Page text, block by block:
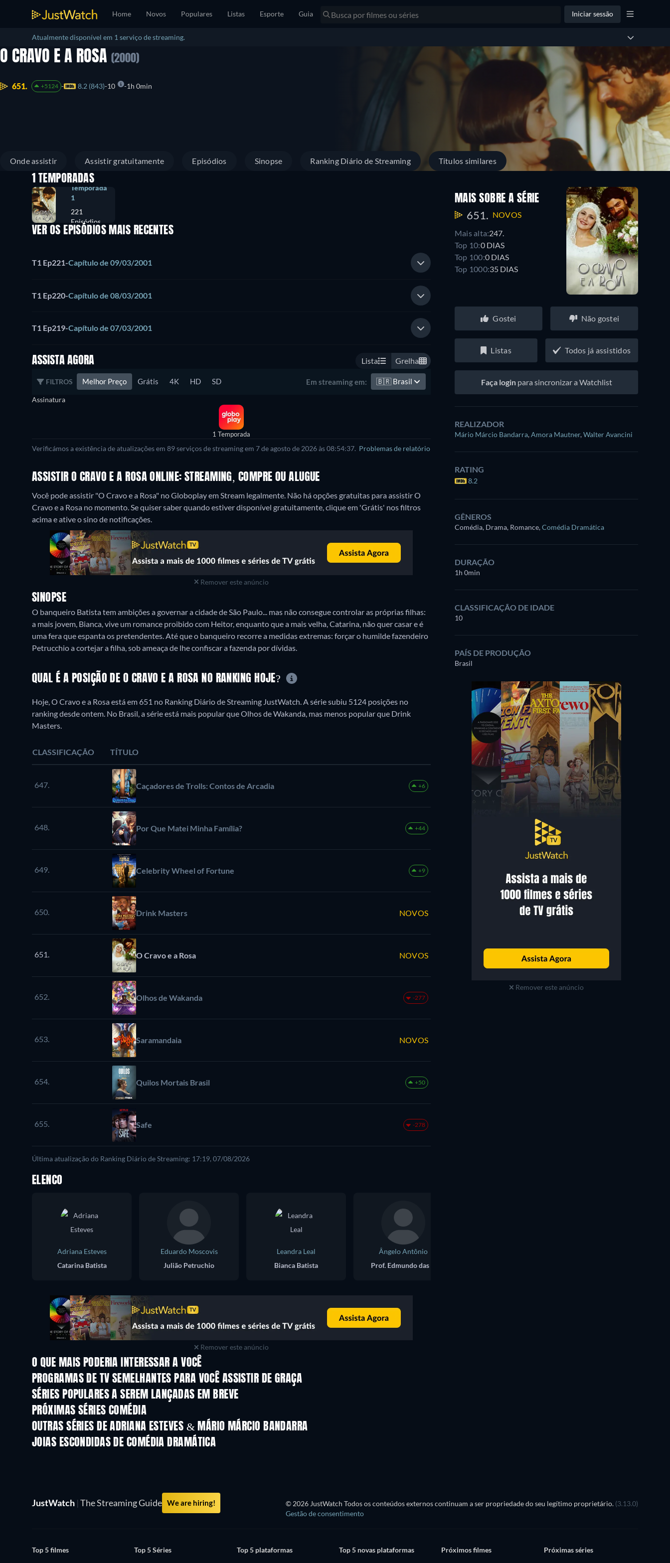
Home Novos Populares Listas Esporte Guia Iniciar sessão
Atualmente disponível em 1 serviço de streaming.
O CRAVO E A ROSA (2000)
651. +5124 8.2 (843) 10 1h 0min
Onde assistir Assistir gratuitamente Episódios Sinopse Ranking Diário de Streaming Títulos similares
1 TEMPORADAS
Temporada
1
221
Episódios
VER OS EPISÓDIOS MAIS RECENTES
T1 Ep221-Capítulo de 09/03/2001
T1 Ep220-Capítulo de 08/03/2001
T1 Ep219-Capítulo de 07/03/2001
ASSISTA AGORA Lista Grelha
FILTROS Melhor Preço Grátis 4K HD SD Em streaming em: 🇧🇷 Brasil
Assinatura
1 Temporada
Verificámos a existência de atualizações em 89 serviços de streaming em 7 de agosto de 2026 às 08:54:37. Problemas de relatório
ASSISTIR O CRAVO E A ROSA ONLINE: STREAMING, COMPRE OU ALUGUE
Você pode assistir "O Cravo e a Rosa" no Globoplay em Stream legalmente. Não há opções gratuitas para assistir O
Cravo e a Rosa no momento. Se quiser saber quando estiver disponível gratuitamente, clique em 'Grátis' nos filtros
acima e ative o sino de notificações.
Remover este anúncio
SINOPSE
O banqueiro Batista tem ambições a governar a cidade de São Paulo... mas não consegue controlar as próprias filhas:
a mais jovem, Bianca, vive um romance proibido com Heitor, enquanto que a mais velha, Catarina, não quer casar e é
uma fera que espanta os pretendentes. Até que o banqueiro recorre a medidas extremas: forçar o humilde fazendeiro
Petrucchio a cortejar a filha, sob ameaça de lhe confiscar a fazenda por dívidas.
MAIS SOBRE A SÉRIE
651. NOVOS
Mais alta:247.
Top 10:0 DIAS
Top 100:0 DIAS
Top 1000:35 DIAS
Gostei Não gostei
Listas Todos já assistidos
Faça loginpara sincronizar a Watchlist
REALIZADOR
Mário Márcio Bandarra,Amora Mautner,Walter Avancini
RATING
8.2
GÊNEROS
Comédia, Drama, Romance,Comédia Dramática
DURAÇÃO
1h 0min
CLASSIFICAÇÃO DE IDADE
10
PAÍS DE PRODUÇÃO
Brasil
Remover este anúncio
QUAL É A POSIÇÃO DE O CRAVO E A ROSA NO RANKING HOJE?
Hoje, O Cravo e a Rosa está em 651 no Ranking Diário de Streaming JustWatch. A série subiu 5124 posições no
ranking desde ontem. No Brasil, a série está mais popular que Olhos de Wakanda, mas menos popular que Drink
Masters.
CLASSIFICAÇÃO TÍTULO
647. Caçadores de Trolls: Contos de Arcadia +6
648. Por Que Matei Minha Família? +44
649. Celebrity Wheel of Fortune +9
650. Drink Masters NOVOS
651. O Cravo e a Rosa NOVOS
652. Olhos de Wakanda -277
653. Saramandaia NOVOS
654. Quilos Mortais Brasil +50
655. Safe -278
Última atualização do Ranking Diário de Streaming: 17:19, 07/08/2026
ELENCO
Adriana Esteves
Catarina Batista
Eduardo Moscovis
Julião Petruchio
Leandra Leal
Bianca Batista
Ângelo Antônio
Remover este anúncio
O QUE MAIS PODERIA INTERESSAR A VOCÊ
Série
PROGRAMAS DE TV SEMELHANTES PARA VOCÊ ASSISTIR DE GRAÇA
Série Série
SÉRIES POPULARES A SEREM LANÇADAS EM BREVE
Série Série
PRÓXIMAS SÉRIES COMÉDIA
Temporada 6
OUTRAS SÉRIES DE ADRIANA ESTEVES & MÁRIO MÁRCIO BANDARRA
Série Série Série
JOIAS ESCONDIDAS DE COMÉDIA DRAMÁTICA
Série
JustWatch | The Streaming Guide We are hiring! © 2026 JustWatch Todos os conteúdos externos continuam a ser propriedade do seu legítimo proprietário. (3.13.0)
Gestão de consentimento
Top 5 filmes Top 5 Séries Top 5 plataformas Top 5 novas plataformas Próximos filmes Próximas séries